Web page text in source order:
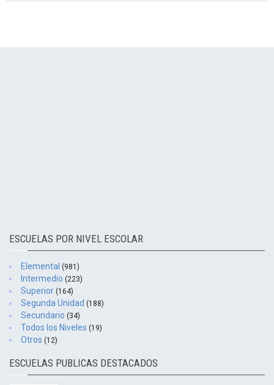
ESCUELAS POR NIVEL ESCOLAR
Elemental (981)
Intermedio (223)
Superior (164)
Segunda Unidad (188)
Secundario (34)
Todos los Niveles (19)
Otros (12)
ESCUELAS PUBLICAS DESTACADOS